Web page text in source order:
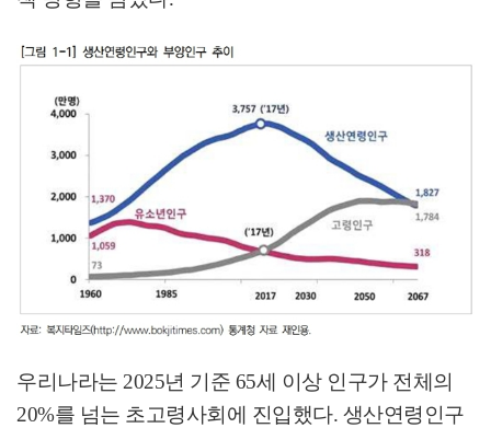
우리나라는 2025년 기준 65세 이상 인구가 전체의
20%를 넘는 초고령사회에 진입했다. 생산연령인구